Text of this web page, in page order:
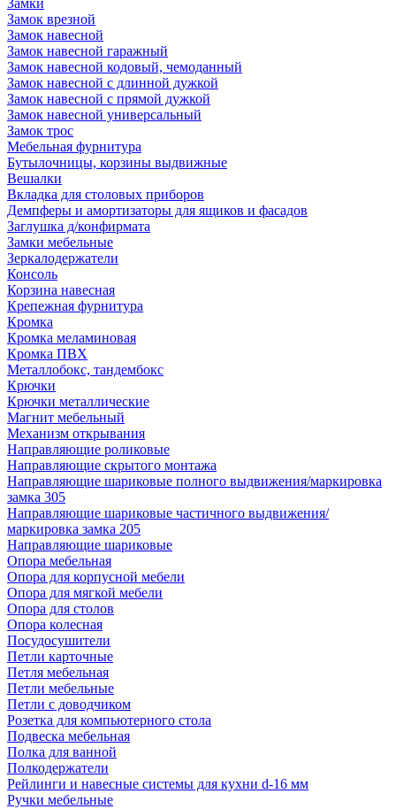
Замки
Замок врезной
Замок навесной
Замок навесной гаражный
Замок навесной кодовый, чемоданный
Замок навесной с длинной дужкой
Замок навесной с прямой дужкой
Замок навесной универсальный
Замок трос
Мебельная фурнитура
Бутылочницы, корзины выдвижные
Вешалки
Вкладка для столовых приборов
Демпферы и амортизаторы для ящиков и фасадов
Заглушка д/конфирмата
Замки мебельные
Зеркалодержатели
Консоль
Корзина навесная
Крепежная фурнитура
Кромка
Кромка меламиновая
Кромка ПВХ
Металлобокс, тандембокс
Крючки
Крючки металлические
Магнит мебельный
Механизм открывания
Направляющие роликовые
Направляющие скрытого монтажа
Направляющие шариковые полного выдвижения/маркировка
замка 305
Направляющие шариковые частичного выдвижения/
маркировка замка 205
Направляющие шариковые
Опора мебельная
Опора для корпусной мебели
Опора для мягкой мебели
Опора для столов
Опора колесная
Посудосушители
Петли карточные
Петля мебельная
Петли мебельные
Петли с доводчиком
Розетка для компьютерного стола
Подвеска мебельная
Полка для ванной
Полкодержатели
Рейлинги и навесные системы для кухни d-16 мм
Ручки мебельные